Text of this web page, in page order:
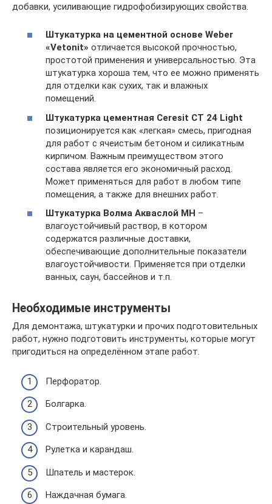
добавки, усиливающие гидрофобизирующих свойства.
Штукатурка на цементной основе Weber
«Vetonit» отличается высокой прочностью,
простотой применения и универсальностью. Эта
штукатурка хороша тем, что ее можно применять
для отделки как сухих, так и влажных
помещений.
Штукатурка цементная Ceresit CT 24 Light
позиционируется как «легкая» смесь, пригодная
для работ с ячеистым бетоном и силикатным
кирпичом. Важным преимуществом этого
состава является его экономичный расход.
Может применяться для работ в любом типе
помещения, а также для внешних работ.
Штукатурка Волма Акваслой МН –
влагоустойчивый раствор, в котором
содержатся различные доставки,
обеспечивающие дополнительные показатели
влагоустойчивости. Применяется при отделки
ванных, саун, бассейнов и т.п.
Необходимые инструменты
Для демонтажа, штукатурки и прочих подготовительных
работ, нужно подготовить инструменты, которые могут
пригодиться на определённом этапе работ.
Перфоратор.
Болгарка.
Строительный уровень.
Рулетка и карандаш.
Шпатель и мастерок.
Наждачная бумага.